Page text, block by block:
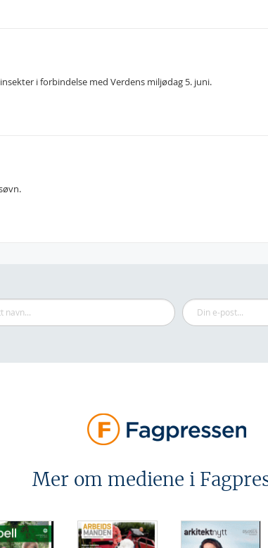
i forbindelse med Verdens miljødag 5. juni.
Mer om mediene i